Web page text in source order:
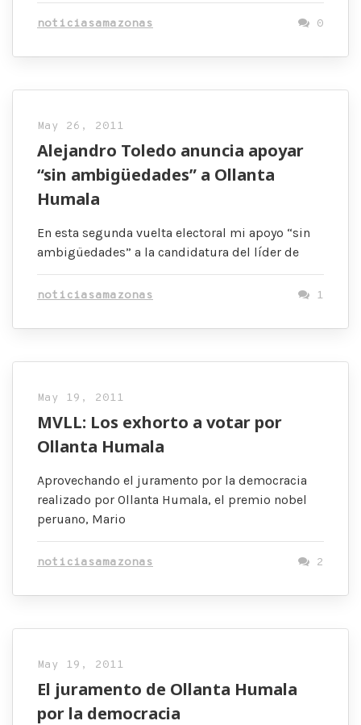
noticiasamazonas 0
May 26, 2011
Alejandro Toledo anuncia apoyar
“sin ambigüedades” a Ollanta
Humala
En esta segunda vuelta electoral mi apoyo “sin
ambigüedades” a la candidatura del líder de
noticiasamazonas 1
May 19, 2011
MVLL: Los exhorto a votar por
Ollanta Humala
Aprovechando el juramento por la democracia
realizado por Ollanta Humala, el premio nobel
peruano, Mario
noticiasamazonas 2
May 19, 2011
El juramento de Ollanta Humala
por la democracia